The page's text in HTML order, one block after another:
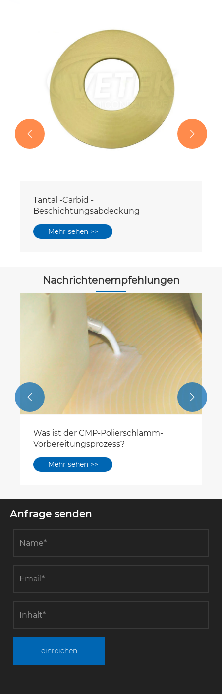
Tantal -Carbid -
Beschichtungsabdeckung
Mehr sehen >>
 
Nachrichtenempfehlungen
Was ist der CMP-Polierschlamm-
Vorbereitungsprozess?
Mehr sehen >>
 
Anfrage senden
einreichen